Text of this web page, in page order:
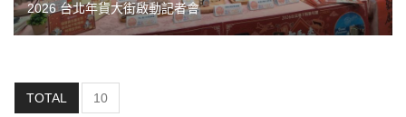
2026 台北年貨大街啟動記者會
TOTAL 10